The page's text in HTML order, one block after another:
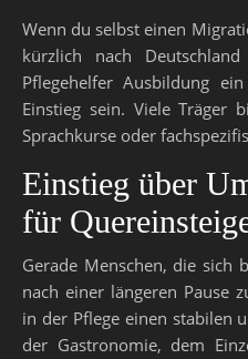
Wenn du selbst einen
kürzlich nach
Pflegehelfer Ausbildung
Einstieg sein. Viele Träger
Sprachkurse oder
Einstieg über
für
Gerade Menschen, die sich
nach einer längeren Pause
in der Pflege einen stabilen
der Gastronomie, dem